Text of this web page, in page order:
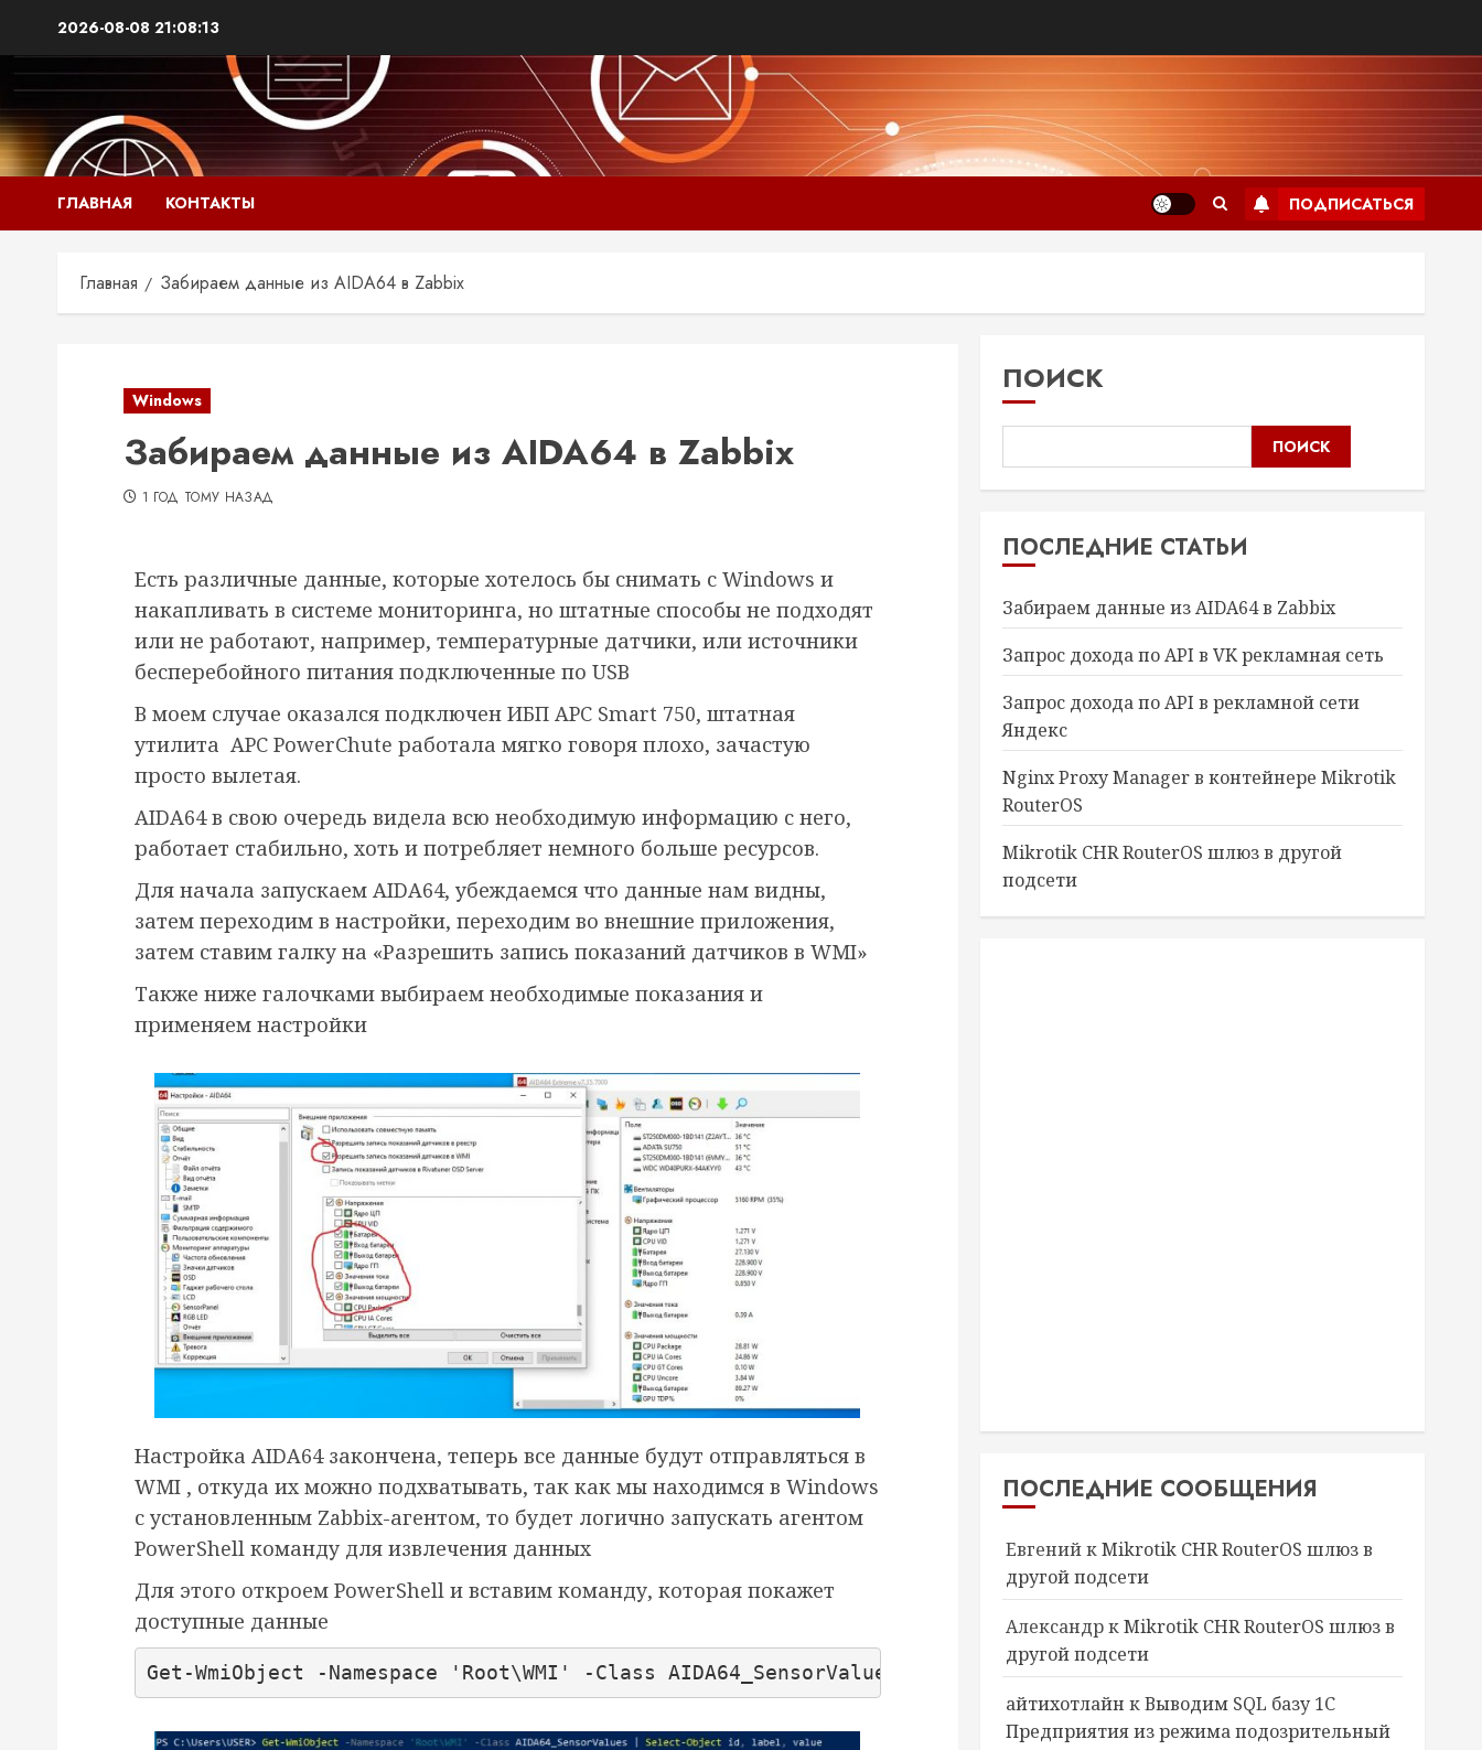
2026-08-08 21:08:15
ГЛАВНАЯ КОНТАКТЫ ПОДПИСАТЬСЯ
Главная Забираем данные из AIDA64 в Zabbix
Windows
Забираем данные из AIDA64 в Zabbix
1 ГОД ТОМУ НАЗАД
Есть различные данные, которые хотелось бы снимать с Windows и
накапливать в системе мониторинга, но штатные способы не подходят
или не работают, например, температурные датчики, или источники
бесперебойного питания подключенные по USB
В моем случае оказался подключен ИБП APC Smart 750, штатная
утилита APC PowerChute работала мягко говоря плохо, зачастую
просто вылетая.
AIDA64 в свою очередь видела всю необходимую информацию с него,
работает стабильно, хоть и потребляет немного больше ресурсов.
Для начала запускаем AIDA64, убеждаемся что данные нам видны,
затем переходим в настройки, переходим во внешние приложения,
затем ставим галку на «Разрешить запись показаний датчиков в WMI»
Также ниже галочками выбираем необходимые показания и
применяем настройки
Настройка AIDA64 закончена, теперь все данные будут отправляться в
WMI , откуда их можно подхватывать, так как мы находимся в Windows
с установленным Zabbix-агентом, то будет логично запускать агентом
PowerShell команду для извлечения данных
Для этого откроем PowerShell и вставим команду, которая покажет
доступные данные
Get-WmiObject -Namespace 'Root\WMI' -Class AIDA64_SensorValues | Select-Object id, label, value
ПОИСК
ПОИСК
ПОСЛЕДНИЕ СТАТЬИ
Забираем данные из AIDA64 в Zabbix
Запрос дохода по API в VK рекламная сеть
Запрос дохода по API в рекламной сети
Яндекс
Nginx Proxy Manager в контейнере Mikrotik
RouterOS
Mikrotik CHR RouterOS шлюз в другой
подсети
ПОСЛЕДНИЕ СООБЩЕНИЯ
ЕвгенийкMikrotik CHR RouterOS шлюз в
другой подсети
АлександркMikrotik CHR RouterOS шлюз в
другой подсети
айтихотлайн кВыводим SQL базу 1С
Предприятия из режима подозрительный